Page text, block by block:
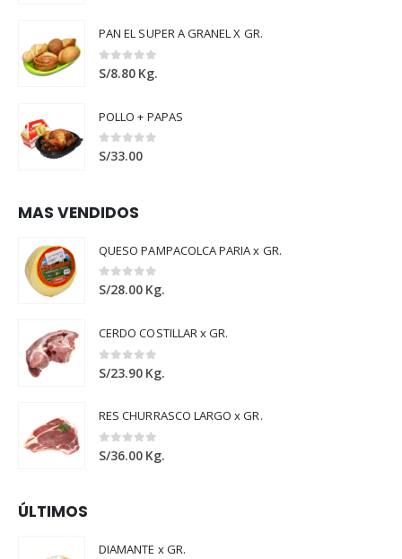
PAN EL SUPER A GRANEL X GR.
0out of 5
S/8.80 Kg.
POLLO + PAPAS
0out of 5
S/33.00
MAS VENDIDOS
QUESO PAMPACOLCA PARIA x GR.
0out of 5
S/28.00 Kg.
CERDO COSTILLAR x GR.
0out of 5
S/23.90 Kg.
RES CHURRASCO LARGO x GR.
0out of 5
S/36.00 Kg.
ÚLTIMOS
DIAMANTE x GR.